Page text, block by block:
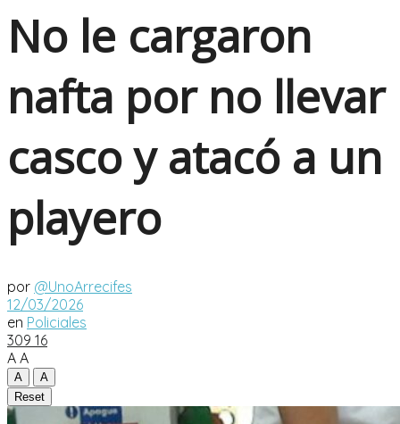
No le cargaron
nafta por no llevar
casco y atacó a un
playero
por @UnoArrecifes
12/03/2026
en Policiales
309 16
A A
A
A
Reset